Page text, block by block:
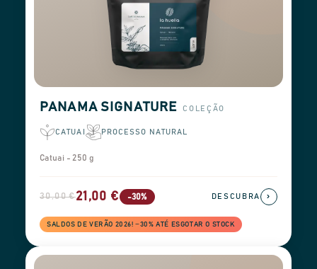
PANAMA SIGNATURE COLEÇÃO
CATUAI PROCESSO NATURAL
Catuai - 250 g
30,00 €21,00 € -30%
SALDOS DE VERÃO 2026! −30% ATÉ ESGOTAR O STOCK
DESCUBRA ›